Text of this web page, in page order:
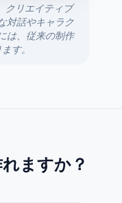
クリエイティブ
対話やキャラク
は、従来の制作
す。
ますか？